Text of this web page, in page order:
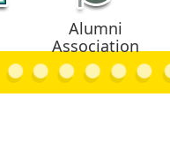
Alumni
Association